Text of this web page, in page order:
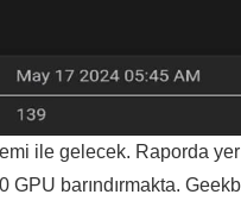
ile gelecek. Raporda
GPU barındırmakta.